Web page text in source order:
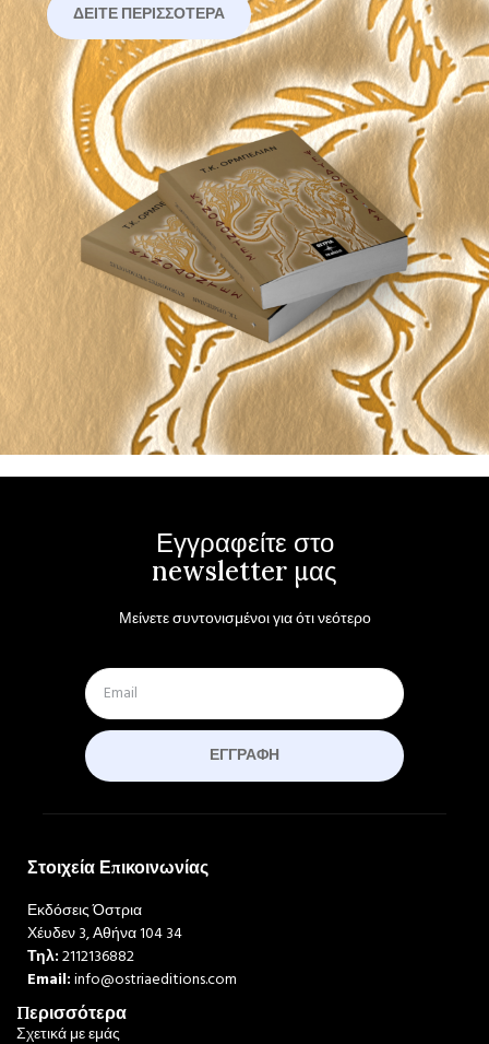
ΔΕΊΤΕ ΠΕΡΙΣΣΌΤΕΡΑ
Εγγραφείτε στο
newsletter μας
Μείνετε συντονισμένοι για ότι νεότερο
ΕΓΓΡΑΦΉ
Στοιχεία Επικοινωνίας
Εκδόσεις Όστρια
Χέυδεν 3, Αθήνα 104 34
Τηλ:2112136882
Email:info@ostriaeditions.com
Περισσότερα
Σχετικά με εμάς